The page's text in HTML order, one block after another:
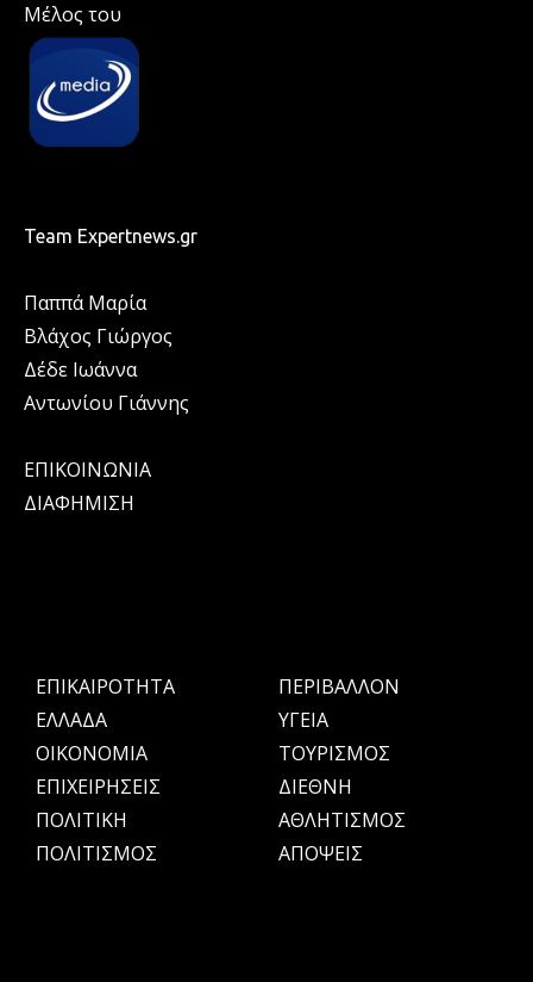
Μέλος του
Team Expertnews.gr
Παππά Μαρία
Βλάχος Γιώργος
Δέδε Ιωάννα
Αντωνίου Γιάννης
ΕΠΙΚΟΙΝΩΝΙΑ
ΔΙΑΦΗΜΙΣΗ
ΕΠΙΚΑΙΡΟΤΗΤΑ
ΕΛΛΑΔΑ
OIKONOMIA
ΕΠΙΧΕΙΡΗΣΕΙΣ
ΠΟΛΙΤΙΚΗ
ΠΟΛΙΤΙΣΜΟΣ
ΠΕΡΙΒΑΛΛΟΝ
ΥΓΕΙΑ
ΤΟΥΡΙΣΜΟΣ
ΔΙΕΘΝΗ
ΑΘΛΗΤΙΣΜΟΣ
ΑΠΟΨΕΙΣ